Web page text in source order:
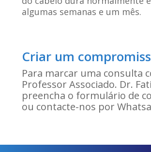
algumas semanas e um mês.
Criar um
Para marcar uma consulta
Professor Associado. Dr.
preencha o formulário de
ou contacte-nos por